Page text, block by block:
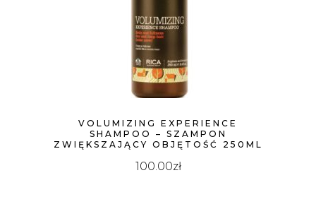
VOLUMIZING EXPERIENCE
SHAMPOO – SZAMPON
ZWIĘKSZAJĄCY OBJĘTOŚĆ 250ML
100.00zł